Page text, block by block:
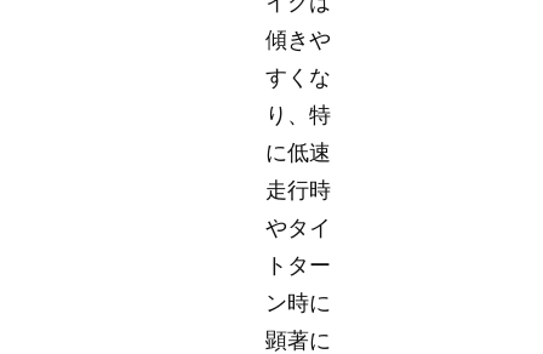
傾きや
すくな
り、特
に低速
走行時
やタイ
トター
ン時に
顕著に